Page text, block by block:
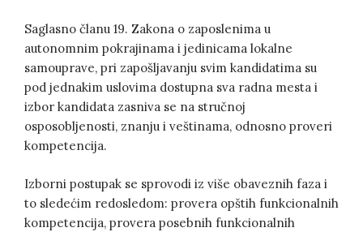
Saglasno članu 19. Zakona o zaposlenima u
autonomnim pokrajinama i jedinicama lokalne
samouprave, pri zapošljavanju svim kandidatima su
pod jednakim uslovima dostupna sva radna mesta i
izbor kandidata zasniva se na stručnoj
osposobljenosti, znanju i veštinama, odnosno proveri
kompetencija.
Izborni postupak se sprovodi iz više obaveznih faza i
to sledećim redosledom: provera opštih funkcionalnih
kompetencija, provera posebnih funkcionalnih